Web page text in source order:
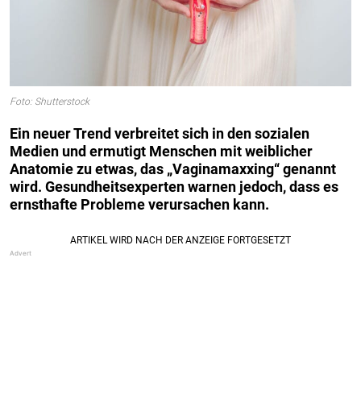
Foto: Shutterstock
Ein neuer Trend verbreitet sich in den sozialen
Medien und ermutigt Menschen mit weiblicher
Anatomie zu etwas, das „Vaginamaxxing“ genannt
wird. Gesundheitsexperten warnen jedoch, dass es
ernsthafte Probleme verursachen kann.